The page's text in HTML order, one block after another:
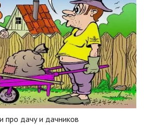
про дачу и дачников